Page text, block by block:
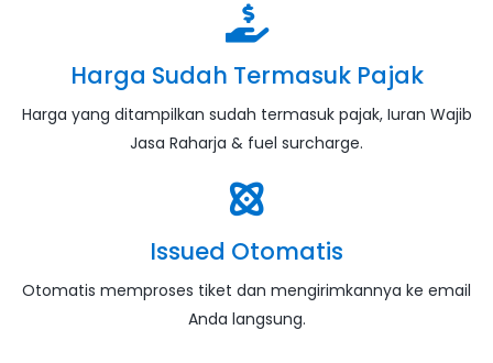
Harga Sudah Termasuk Pajak
Harga yang ditampilkan sudah termasuk pajak, Iuran Wajib
Jasa Raharja & fuel surcharge.
Issued Otomatis
Otomatis memproses tiket dan mengirimkannya ke email
Anda langsung.